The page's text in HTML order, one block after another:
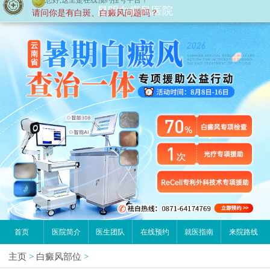
昆明白癜风医院
首页 医院简介 医生团队 在线预约 就医指南 来院路线
主页 > 白癜风部位 >
您好,这里是在线预约挂号平台！
请问你是有白斑、白癜风问题吗？